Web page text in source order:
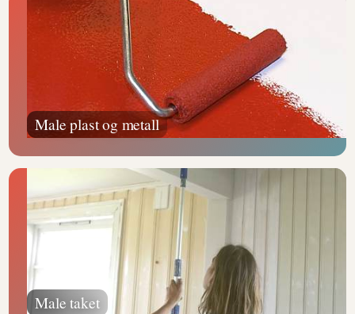
Male plast og metall
Male taket